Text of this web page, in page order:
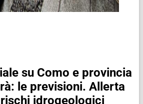
su Como e provincia
le previsioni. Allerta
idrogeologici